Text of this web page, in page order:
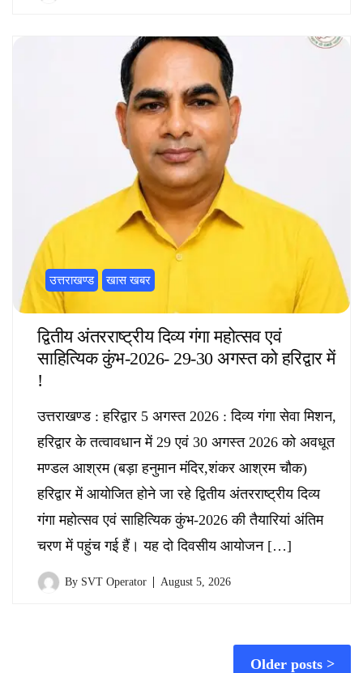
उत्तराखण्ड खास खबर
द्वितीय अंतरराष्ट्रीय दिव्य गंगा महोत्सव एवं
साहित्यिक कुंभ-2026- 29-30 अगस्त को हरिद्वार में
!
उत्तराखण्ड : हरिद्वार 5 अगस्त 2026 : दिव्य गंगा सेवा मिशन,
हरिद्वार के तत्वावधान में 29 एवं 30 अगस्त 2026 को अवधूत
मण्डल आश्रम (बड़ा हनुमान मंदिर,शंकर आश्रम चौक)
हरिद्वार में आयोजित होने जा रहे द्वितीय अंतरराष्ट्रीय दिव्य
गंगा महोत्सव एवं साहित्यिक कुंभ-2026 की तैयारियां अंतिम
चरण में पहुंच गई हैं। यह दो दिवसीय आयोजन […]
By SVT Operator August 5, 2026
Older posts